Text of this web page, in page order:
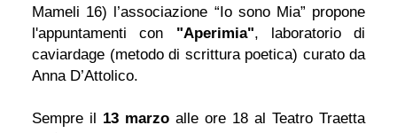
Mameli 16) l’associazione “Io sono Mia” propone
l'appuntamenti con "Aperimia", laboratorio di
caviardage (metodo di scrittura poetica) curato da
Anna D’Attolico.
Sempre il 13 marzo alle ore 18 al Teatro Traetta